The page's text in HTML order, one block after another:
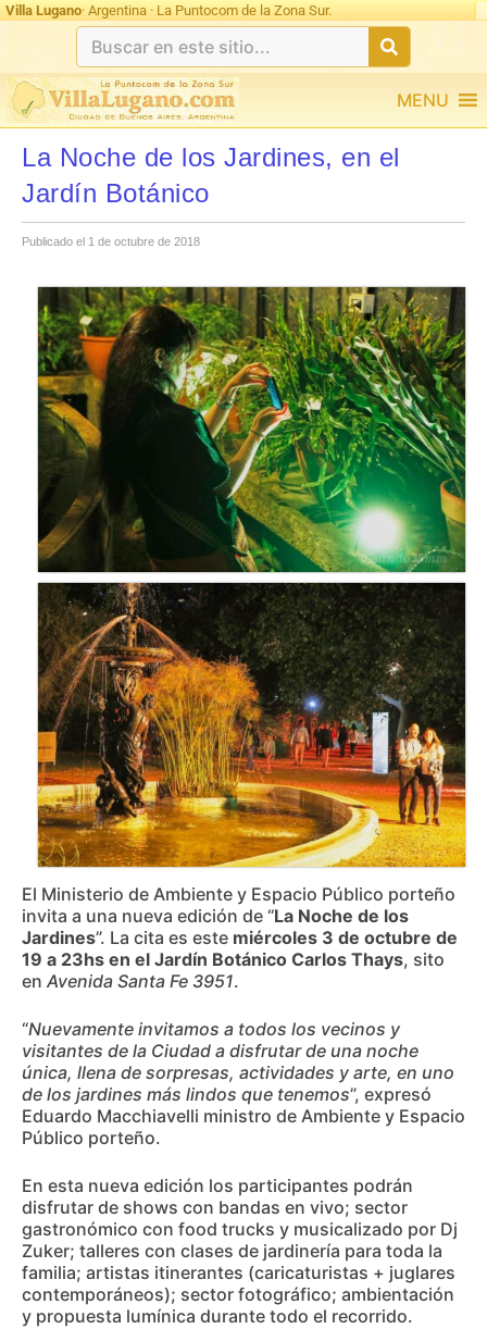
Villa Lugano· Argentina · La Puntocom de la Zona Sur.
MENU
La Noche de los Jardines, en el
Jardín Botánico
Publicado el 1 de octubre de 2018
El Ministerio de Ambiente y Espacio Público porteño
invita a una nueva edición de “La Noche de los
Jardines”. La cita es este miércoles 3 de octubre de
19 a 23hs en el Jardín Botánico Carlos Thays, sito
en Avenida Santa Fe 3951.
“Nuevamente invitamos a todos los vecinos y
visitantes de la Ciudad a disfrutar de una noche
única, llena de sorpresas, actividades y arte, en uno
de los jardines más lindos que tenemos”, expresó
Eduardo Macchiavelli ministro de Ambiente y Espacio
Público porteño.
En esta nueva edición los participantes podrán
disfrutar de shows con bandas en vivo; sector
gastronómico con food trucks y musicalizado por Dj
Zuker; talleres con clases de jardinería para toda la
familia; artistas itinerantes (caricaturistas + juglares
contemporáneos); sector fotográfico; ambientación
y propuesta lumínica durante todo el recorrido.